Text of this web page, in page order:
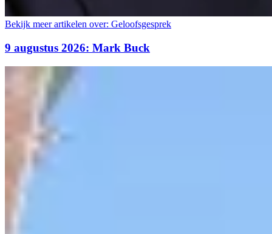
Bekijk meer artikelen over: Geloofsgesprek
9 augustus 2026: Mark Buck